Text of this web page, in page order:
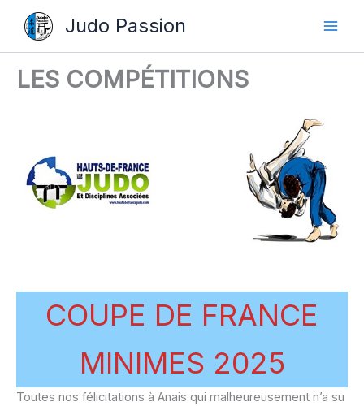
Judo Passion
LES COMPÉTITIONS
COUPE DE FRANCE
MINIMES 2025
Toutes nos félicitations à Anais qui malheureusement n’a su